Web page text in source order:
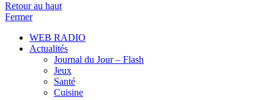
Retour au haut
Fermer
WEB RADIO
Actualités
Journal du Jour – Flash
Jeux
Santé
Cuisine